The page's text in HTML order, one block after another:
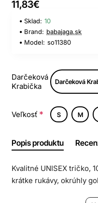
11,83€
Sklad: 10
Brand: babajaga.sk
Model: so11380
Darčeková
Krabička
Darčeková
Veľkosť S M
Popis produktu
Kvalitné UNISEX tričko,
krátke rukávy, okrúhly